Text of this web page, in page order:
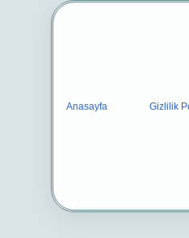
Anasayfa Gizlilik